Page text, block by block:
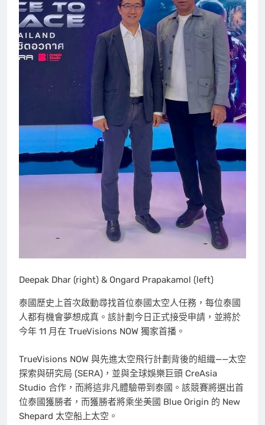
Deepak Dhar (right) & Ongard Prapakamol (left)
泰國歷史上首次啟動尋找首位泰國太空人任務，每位泰國
人都有機會夢想成真。該計劃今日正式接受申請，並將於
今年 11 月在 TrueVisions NOW 獨家首播。
TrueVisions NOW 與先進太空飛行計劃背後的組織——太空
探索與研究局 (SERA)，並與全球娛樂巨頭 CreAsia
Studio 合作，而將這非凡體驗帶到泰國。該競賽將選出首
位泰國獲勝者，而獲勝者將乘坐美國 Blue Origin 的 New
Shepard 太空船上太空。